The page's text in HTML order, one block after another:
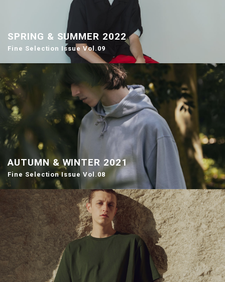
SPRING & SUMMER 2022
Fine Selection Issue Vol.09
AUTUMN & WINTER 2021
Fine Selection Issue Vol.08